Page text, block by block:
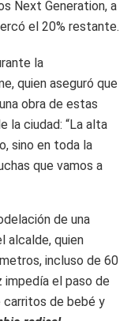
Next Generation, a
el 20% restante.
la
quien aseguró que
obra de estas
la ciudad: “La alta
sino en toda la
que vamos a
de una
alcalde, quien
incluso de 60
impedía el paso de
carritos de bebé y